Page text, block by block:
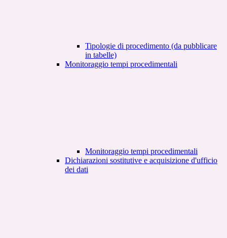
Tipologie di procedimento (da pubblicare
in tabelle)
Monitoraggio tempi procedimentali
Monitoraggio tempi procedimentali
Dichiarazioni sostitutive e acquisizione d'ufficio
dei dati